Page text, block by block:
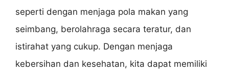
seperti dengan menjaga pola makan yang
seimbang, berolahraga secara teratur, dan
istirahat yang cukup. Dengan menjaga
kebersihan dan kesehatan, kita dapat memiliki